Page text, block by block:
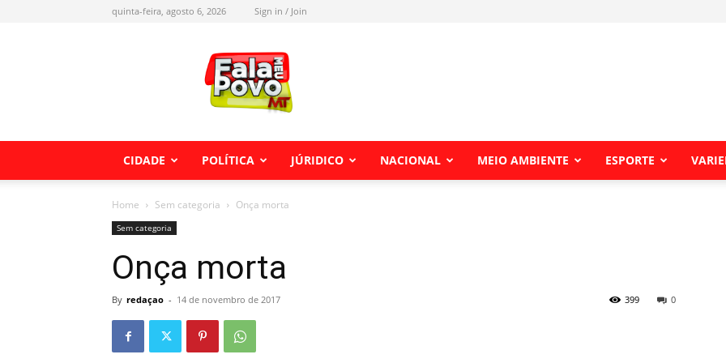
quinta-feira, agosto 6, 2026 Sign in / Join
Fala
meu
Povo
MT
CIDADE POLÍTICA JÚRIDICO NACIONAL MEIO AMBIENTE ESPORTE
Home Sem categoria Onça morta
Sem categoria
Onça morta
By redaçao - 14 de novembro de 2017 0
399